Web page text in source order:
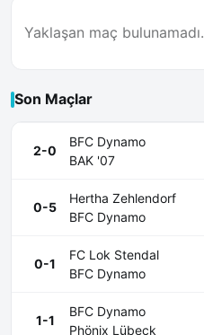
Yaklaşan maç bulunamadı.
Son Maçlar
2-0
BFC Dynamo
BAK '07
0-5
Hertha Zehlendorf
BFC Dynamo
0-1
FC Lok Stendal
BFC Dynamo
1-1
BFC Dynamo
Phönix Lübeck